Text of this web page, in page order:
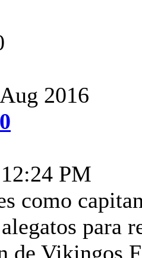
2016
0
PM
como
para
de Vikingos